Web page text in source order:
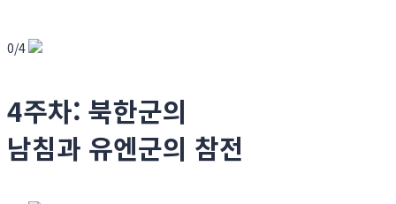
0/4
4주차: 북한군의
남침과 유엔군의 참전